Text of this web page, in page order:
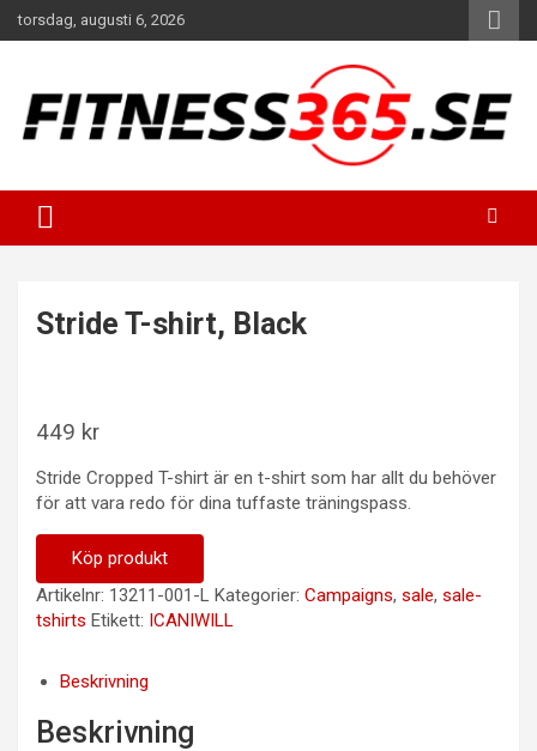
Hoppa
till
torsdag, augusti 6, 2026
FITNESS365
Stride T-shirt, Black
449 kr
Stride Cropped T-shirt är en t-shirt som har allt du behöver
för att vara redo för dina tuffaste träningspass.
Köp produkt
Artikelnr: 13211-001-L Kategorier: Campaigns, sale, sale-
tshirts Etikett: ICANIWILL
Beskrivning
Beskrivning